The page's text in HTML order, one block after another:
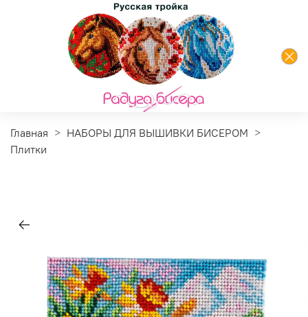
Главная
НАБОРЫ ДЛЯ ВЫШИВКИ БИСЕРОМ
Плитки